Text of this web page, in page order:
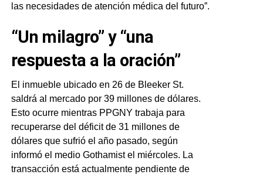
las necesidades de atención médica del futuro”.
“Un milagro” y “una
respuesta a la oración”
El inmueble ubicado en 26 de Bleeker St.
saldrá al mercado por 39 millones de dólares.
Esto ocurre mientras PPGNY trabaja para
recuperarse del déficit de 31 millones de
dólares que sufrió el año pasado, según
informó el medio Gothamist el miércoles. La
transacción está actualmente pendiente de